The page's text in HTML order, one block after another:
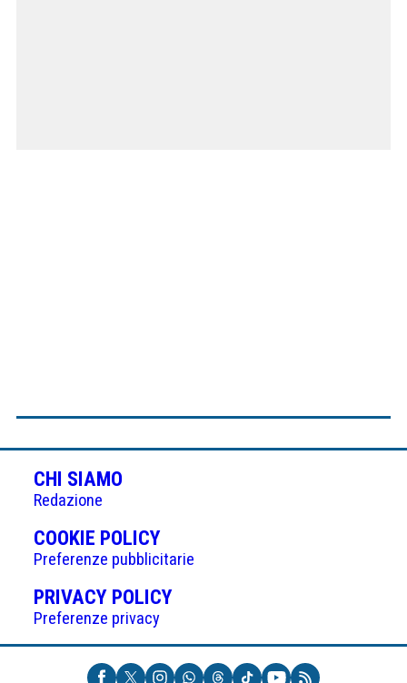
CHI SIAMO
Redazione
COOKIE POLICY(APRE
IN
UNA
NUOVA
Preferenze pubblicitarie
PRIVACY POLICY(APRE
UNA
NUOVA
Preferenze privacy